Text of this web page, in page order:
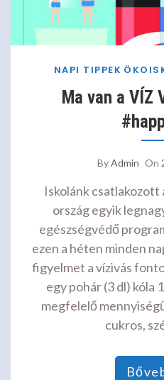
NAPI TIPPEK
Ma van a VÍZ
ByAdmin On
Iskolánk csatlakozott
ország egyik
egészségvédő
ezen a héten minden
figyelmet a vízivás
egy pohár (3 dl) kóla
megfelelő
cukros,